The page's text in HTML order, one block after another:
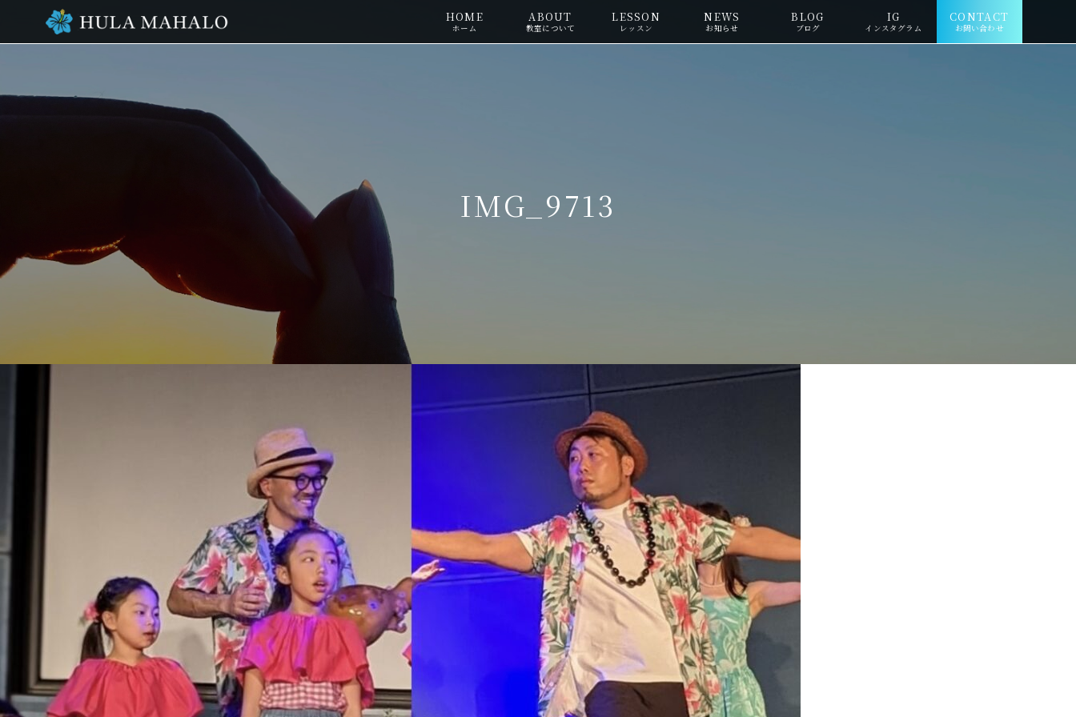
HOME
ホーム
ABOUT
教室について
LESSON
レッスン
NEWS
お知らせ
BLOG
ブログ
IG
インスタグラム
CONTACT
お問い合わせ
IMG_9713